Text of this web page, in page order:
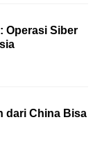
Operasi Siber
dari China Bisa